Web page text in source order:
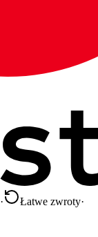
· Łatwe zwroty·